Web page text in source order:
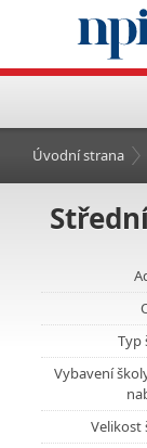
Úvodní strana
Typ
Vybavení
Velikost